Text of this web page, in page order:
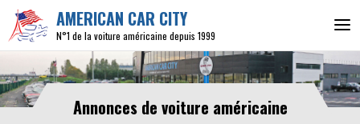
AMERICAN CAR CITY
N°1 de la voiture américaine depuis 1999
Annonces de voiture américaine